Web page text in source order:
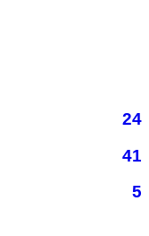
24
41
5